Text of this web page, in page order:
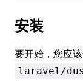
安装
要开始，您应
laravel/